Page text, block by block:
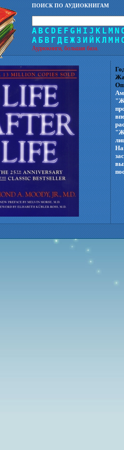
ПОИСК ПО АУДИОКНИГАМ
A B C D E F G H I J K L M N
А Б В Г Д Е Ж З И Й КЛ М Н
Аудиокниги, большая база.